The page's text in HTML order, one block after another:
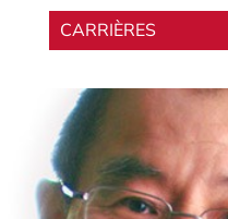
CARRIÈRES